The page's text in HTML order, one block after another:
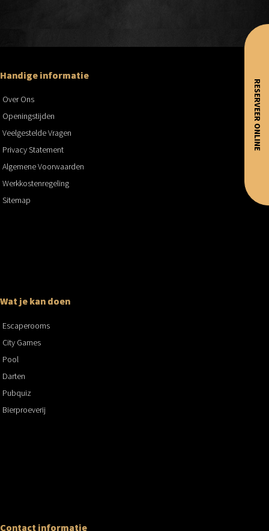
RESERVEER ONLINE
Handige informatie
Over Ons
Openingstijden
Veelgestelde Vragen
Privacy Statement
Algemene Voorwaarden
Werkkostenregeling
Sitemap
Wat je kan doen
Escaperooms
City Games
Pool
Darten
Pubquiz
Bierproeverij
Contact informatie